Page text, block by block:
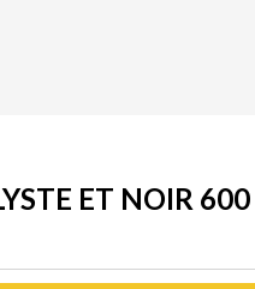
ET NOIR 600